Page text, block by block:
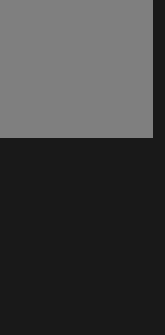
en nueva ventana)
nueva ventana)